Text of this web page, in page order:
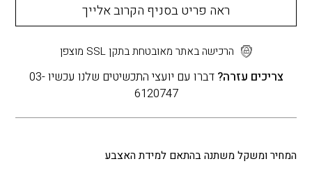
ראה פריט בסניף הקרוב אלייך
הרכישה באתר מאובטחת בתקן SSL מוצפן
צריכים עזרה?
דברו עם יועצי התכשיטים שלנו עכשיו 03-
6120747
המחיר ומשקל משתנה בהתאם למידת האצבע